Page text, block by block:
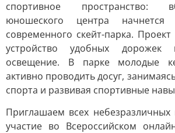
спортивное пространство:
юношеского центра начнется
современного скейт-парка. Проект
устройство удобных дорожек
освещение. В парке молодые
активно проводить досуг,
спорта и развивая спортивные
Приглашаем всех небезразличных
участие во Всероссийском